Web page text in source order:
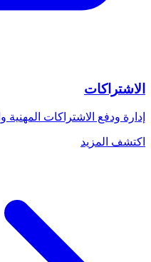
الاشتراكات
إدارة ودفع الاشتراكات
اكتشف المزيد